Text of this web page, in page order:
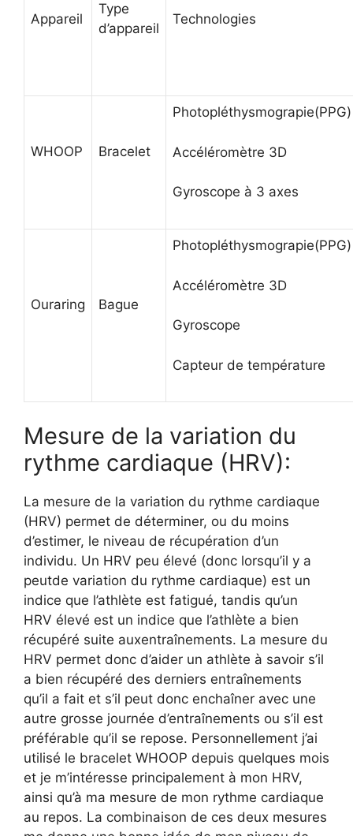
Appareil
Type
d’appareil
Technologies
WHOOP Bracelet
Photopléthysmograpie(PPG)
Accéléromètre 3D
Gyroscope à 3 axes
Ouraring Bague
Photopléthysmograpie(PPG)
Accéléromètre 3D
Gyroscope
Capteur de température
Mesure de la variation du
rythme cardiaque (HRV):
La mesure de la variation du rythme cardiaque
(HRV) permet de déterminer, ou du moins
d’estimer, le niveau de récupération d’un
individu. Un HRV peu élevé (donc lorsqu’il y a
peutde variation du rythme cardiaque) est un
indice que l’athlète est fatigué, tandis qu’un
HRV élevé est un indice que l’athlète a bien
récupéré suite auxentraînements. La mesure du
HRV permet donc d’aider un athlète à savoir s’il
a bien récupéré des derniers entraînements
qu’il a fait et s’il peut donc enchaîner avec une
autre grosse journée d’entraînements ou s’il est
préférable qu’il se repose. Personnellement j’ai
utilisé le bracelet WHOOP depuis quelques mois
et je m’intéresse principalement à mon HRV,
ainsi qu’à ma mesure de mon rythme cardiaque
au repos. La combinaison de ces deux mesures